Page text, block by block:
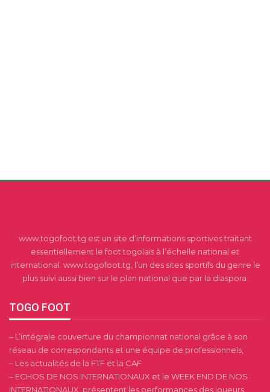
www.togofoot.tg est un site d’informations sportives traitant
essentiellement le foot togolais à l’échelle national et
international. www.togofoot.tg, l’un des sites sportifs du genre le
plus suivi aussi bien sur le plan national que par la diaspora.
TOGO FOOT
– L’intégrale couverture du championnat national grâce à son
réseau de correspondants et une équipe de professionnels,
– Les actualités de la FTF et la CAF
– ECHOS DE NOS INTERNATIONAUX et le WEEK END DE NOS
INTERNATIONAUX, présentent les performances des joueurs